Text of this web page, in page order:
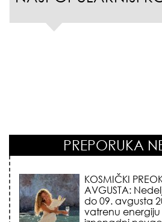
PREPORUKA
KOJA FRIZURA
GODINE?
frizure koja
skida godine u